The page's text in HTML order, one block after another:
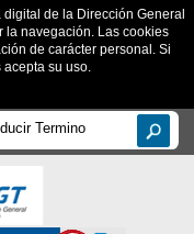
de la Dirección General
la navegación. Las cookies
de carácter personal. Si
su uso.